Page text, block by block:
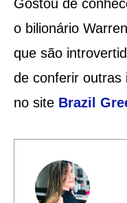
Gostou de
o bilionário
que são
de conferir outras
no site Brazil